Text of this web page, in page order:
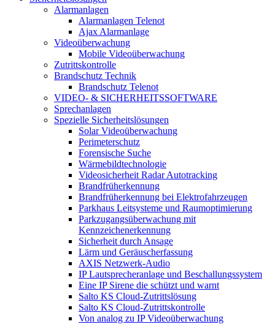
Alarmanlagen
Alarmanlagen Telenot
Ajax Alarmanlage
Videoüberwachung
Mobile Videoüberwachung
Zutrittskontrolle
Brandschutz Technik
Brandschutz Telenot
VIDEO- & SICHERHEITSSOFTWARE
Sprechanlagen
Spezielle Sicherheitslösungen
Solar Videoüberwachung
Perimeterschutz
Forensische Suche
Wärmebildtechnologie
Videosicherheit Radar Autotracking​
Brandfrüherkennung
Brandfrüherkennung bei Elektrofahrzeugen
Parkhaus Leitsysteme und Raumoptimierung
Parkzugangsüberwachung mit
Kennzeichenerkennung
Sicherheit durch Ansage
Lärm und Geräuscherfassung
AXIS Netzwerk-Audio
IP Lautsprecheranlage und Beschallungssystem
Eine IP Sirene die schützt und warnt
Salto KS Cloud-Zutrittslösung
Salto KS Cloud-Zutrittskontrolle
Von analog zu IP Videoüberwachung